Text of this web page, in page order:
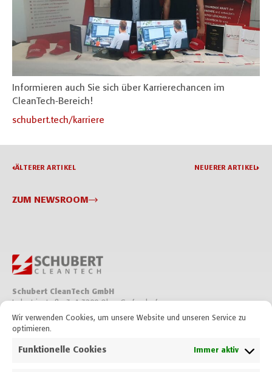
Wir verwenden Cookies, um unsere Website und unseren Service zu
optimieren.
Funktionelle Cookies Immer aktiv
Informieren auch Sie sich über Karrierechancen im
CleanTech-Bereich!
schubert.tech/karriere
ÄLTERER ARTIKEL NEUERER ARTIKEL
ZUM NEWSROOM
Schubert CleanTech GmbH
Industriestraße 3, A-3200 Ober-Grafendorf
T +43 2747 2535 0
office@schubert.tech